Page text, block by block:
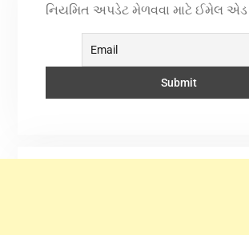
નિયમિત અપડેટ મેળવવા માટે ઈમેલ એડ